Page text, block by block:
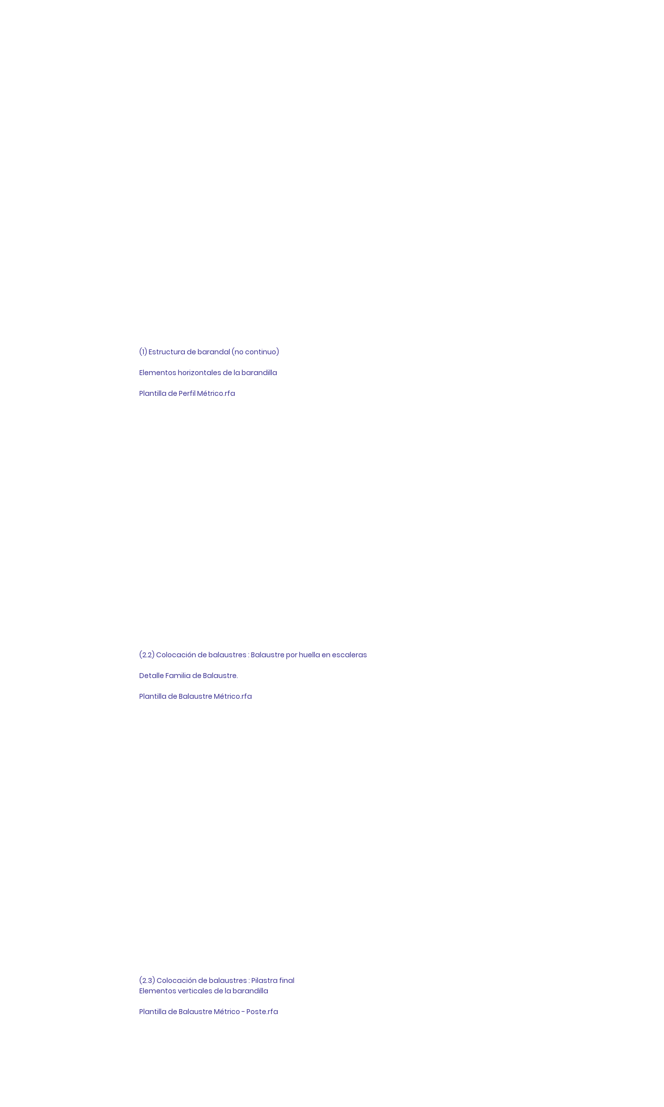
(1) Estructura de barandal (no continuo)
Elementos horizontales de la barandilla
Plantilla de Perfil Métrico.rfa
(2.2) Colocación de balaustres : Balaustre por huella en escaleras
Detalle Familia de Balaustre.
Plantilla de Balaustre Métrico.rfa
(2.3) Colocación de balaustres : Pilastra final
Elementos verticales de la barandilla
Plantilla de Balaustre Métrico - Poste.rfa